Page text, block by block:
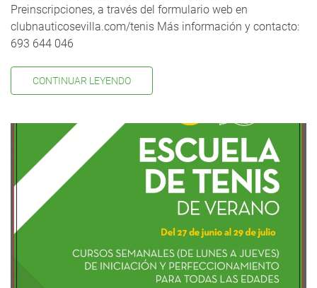
Preinscripciones, a través del formulario web en
clubnauticosevilla.com/tenis Más información y contacto:
693 644 046
CONTINUAR LEYENDO